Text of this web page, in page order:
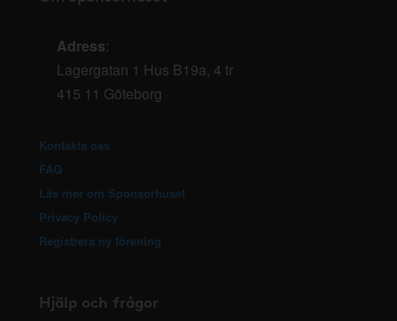
Adress:
Lagergatan 1 Hus B19a, 4 tr
415 11 Göteborg
Kontakta oss
FAQ
Läs mer om Sponsorhuset
Privacy Policy
Registrera ny förening
Hjälp och frågor